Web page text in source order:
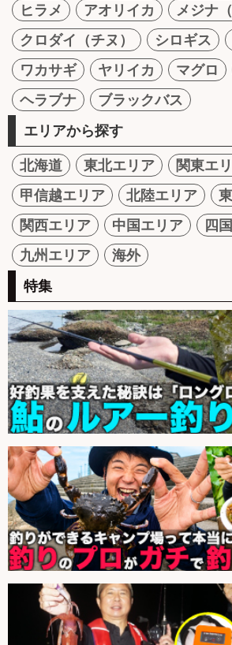
ヒラメ
アオリイカ
メジナ
クロダイ（チヌ）
シロギス
ワカサギ
ヤリイカ マグロ
ヘラブナ
ブラックバス
エリアから探す
北海道 東北エリア
関東エ
甲信越エリア
北陸エリア
関西エリア
中国エリア
四
九州エリア
海外
特集